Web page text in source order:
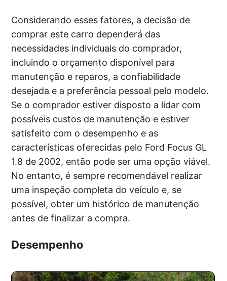
Considerando esses fatores, a decisão de
comprar este carro dependerá das
necessidades individuais do comprador,
incluindo o orçamento disponível para
manutenção e reparos, a confiabilidade
desejada e a preferência pessoal pelo modelo.
Se o comprador estiver disposto a lidar com
possíveis custos de manutenção e estiver
satisfeito com o desempenho e as
características oferecidas pelo Ford Focus GL
1.8 de 2002, então pode ser uma opção viável.
No entanto, é sempre recomendável realizar
uma inspeção completa do veículo e, se
possível, obter um histórico de manutenção
antes de finalizar a compra.
Desempenho